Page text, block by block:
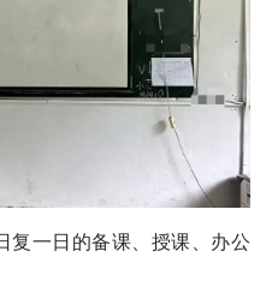
复一日的备课、授课、办公